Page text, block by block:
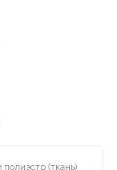
(ткань)